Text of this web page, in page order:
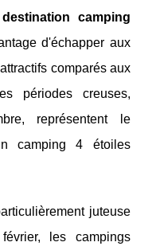
destination camping
d'échapper aux
comparés aux
périodes creuses,
représentent le
camping 4 étoiles
juteuse
les campings